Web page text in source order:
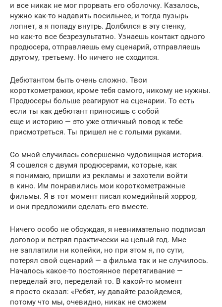
и все никак не мог прорвать его оболочку. Казалось,
нужно как-то надавить посильнее, и тогда пузырь
лопнет, а я попаду внутрь. Долбился в эту стенку,
но как-то все безрезультатно. Узнаешь контакт одного
продюсера, отправляешь ему сценарий, отправляешь
другому, третьему. Но ничего не сходится.
Дебютантом быть очень сложно. Твои
короткометражки, кроме тебя самого, никому не нужны.
Продюсеры больше реагируют на сценарии. То есть
если ты как дебютант приносишь с собой
еще и историю — это уже отличный повод к тебе
присмотреться. Ты пришел не с голыми руками.
Со мной случилась совершенно чудовищная история.
Я сошелся с двумя продюсерами, которые, как
я понимаю, пришли из рекламы и захотели войти
в кино. Им понравились мои короткометражные
фильмы. Я в тот момент писал комедийный хоррор,
и они предложили сделать его вместе.
Ничего особо не обсуждая, я невнимательно подписал
договор и встрял практически на целый год. Мне
не заплатили ни копейки, но при этом я, по сути,
потерял свой сценарий — а фильма так и не случилось.
Началось какое-то постоянное перетягивание —
переделай это, переделай то. В какой-то момент
я просто сказал: «Ребят, ну давайте разойдемся,
потому что мы, очевидно, никак не сможем